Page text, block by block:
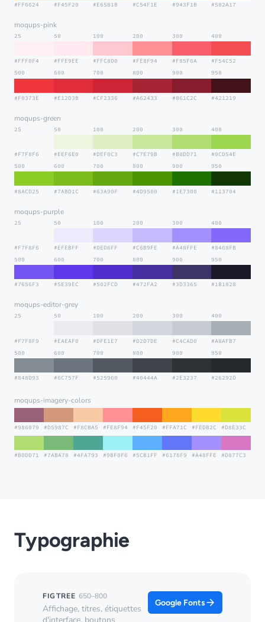
#FF6624 #F45F20 #E6581B #C54F1E #943F1B #582A17
moqups-pink
25
#FFF0F4
50
#FFE9EE
100
#FFC8D0
200
#FE8F94
300
#F85F6A
400
#F54C52
500
#F0373E
600
#E12D3B
700
#CF2336
800
#A62433
900
#861C2C
950
#421219
moqups-green
25
#F7F8F6
50
#EEF6E0
100
#DEF0C3
200
#C7E79B
300
#B0DD71
400
#9CD54E
500
#8ACD25
600
#7ABD1C
700
#63A90F
800
#4D9500
900
#1E7300
950
#113704
moqups-purple
25
#F7F8F6
50
#EFEBFF
100
#DED6FF
200
#C6B9FE
300
#A48FFE
400
#8468FB
500
#7656F3
600
#5E39EC
700
#502FCD
800
#472FA2
900
#3D3365
950
#1B1828
moqups-editor-grey
25
#F7F8F9
50
#EAEAF0
100
#DFE1E7
200
#D2D7DE
300
#C4CAD0
400
#A8AFB7
500
#848D93
600
#6C757F
700
#525960
800
#40444A
900
#2E3237
950
#26292D
moqups-imagery-colors
#986079 #D5987C #F8CBA5 #FE8F94 #F45F20 #FFA71C #FEDB2C #D8E33C
#B0DD71 #7ABA78 #4FA793 #9BF0F6 #5CB1FF #6176F9 #A48FFE #D877C3
Typographie
FIGTREE 650–800
Affichage, titres, étiquettes
Google Fonts